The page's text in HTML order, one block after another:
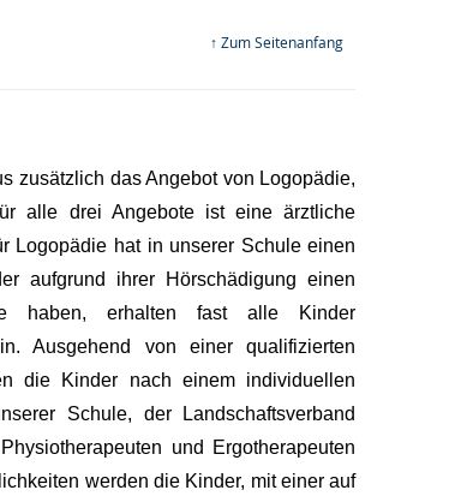
↑ Zum Seitenanfang
zusätzlich das Angebot von Logopädie,
alle drei Angebote ist eine ärztliche
Logopädie hat in unserer Schule einen
aufgrund ihrer Hörschädigung einen
haben, erhalten fast alle Kinder
Ausgehend von einer qualifizierten
die Kinder nach einem individuellen
Schule, der Landschaftsverband
und Ergotherapeuten
werden die Kinder, mit einer auf